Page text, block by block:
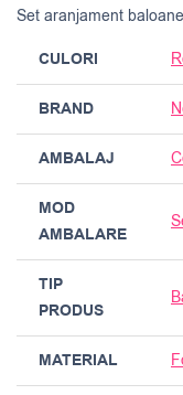
Set aranjament
CULORI
BRAND
AMBALAJ
MOD
AMBALARE
TIP
PRODUS
MATERIAL